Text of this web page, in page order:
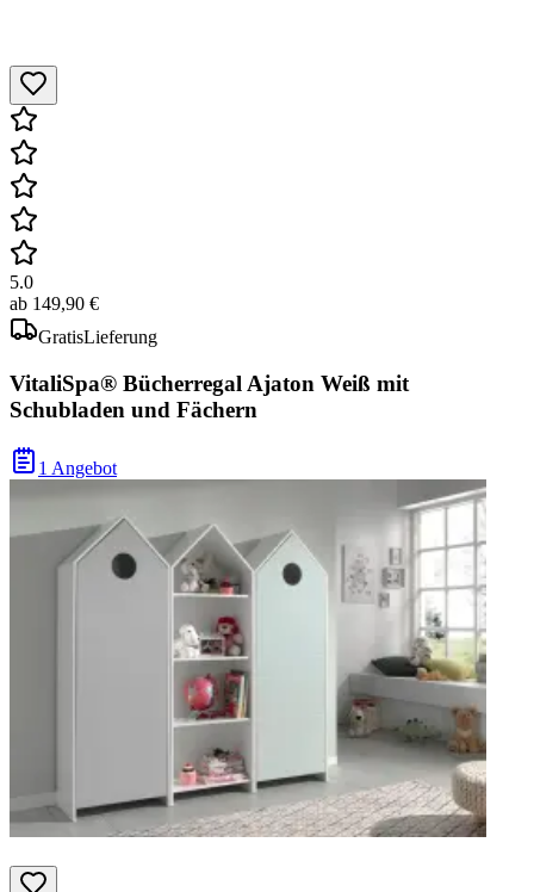
5.0
ab 149,90 €
GratisLieferung
VitaliSpa® Bücherregal Ajaton Weiß mit
Schubladen und Fächern
1 Angebot